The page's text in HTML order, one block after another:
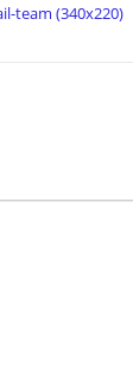
team (340x220)